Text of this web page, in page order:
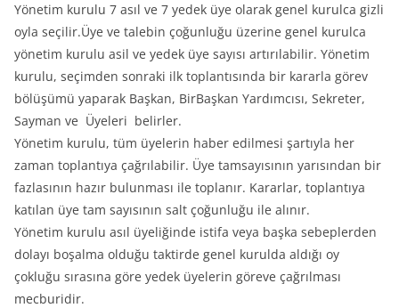
Yönetim kurulu 7 asıl ve 7 yedek üye olarak genel kurulca gizli
oyla seçilir.Üye ve talebin çoğunluğu üzerine genel kurulca
yönetim kurulu asil ve yedek üye sayısı artırılabilir. Yönetim
kurulu, seçimden sonraki ilk toplantısında bir kararla görev
bölüşümü yaparak Başkan, BirBaşkan Yardımcısı, Sekreter,
Sayman ve Üyeleri belirler.
Yönetim kurulu, tüm üyelerin haber edilmesi şartıyla her
zaman toplantıya çağrılabilir. Üye tamsayısının yarısından bir
fazlasının hazır bulunması ile toplanır. Kararlar, toplantıya
katılan üye tam sayısının salt çoğunluğu ile alınır.
Yönetim kurulu asıl üyeliğinde istifa veya başka sebeplerden
dolayı boşalma olduğu taktirde genel kurulda aldığı oy
çokluğu sırasına göre yedek üyelerin göreve çağrılması
mecburidir.